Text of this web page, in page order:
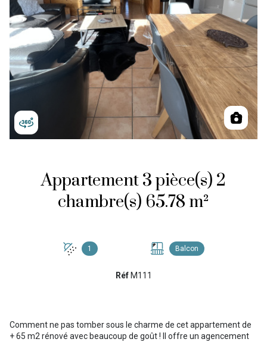
Appartement 3 pièce(s) 2
chambre(s) 65.78 m²
1 Balcon
Réf M111
Comment ne pas tomber sous le charme de cet appartement de
+ 65 m2 rénové avec beaucoup de goût ! Il offre un agencement